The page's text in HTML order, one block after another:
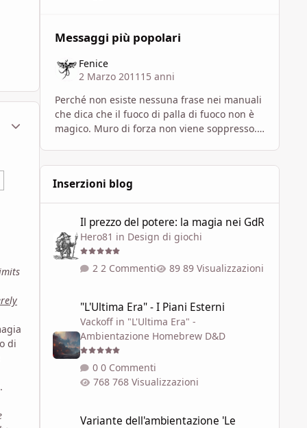
Statistiche Autore
di
Messaggi più popolari
Fenice
2 Marzo 2011 15 anni
Perché non esiste nessuna frase nei manuali
che dica che il fuoco di palla di fuoco non è
magico. Muro di forza non viene soppresso.
Inserzioni blog
Il prezzo del potere: la magia nei GdR
Hero81 in Design di giochi
2 Commenti 89 Visualizzazioni
"L'Ultima Era" - I Piani Esterni
Vackoffin "L'Ultima Era" -
Ambientazione Homebrew D&D
0 Commenti
768 Visualizzazioni
Variante dell'ambientazione 'Le